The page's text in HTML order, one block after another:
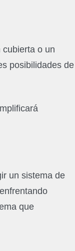
o un
posibilidades de
un sistema de
que